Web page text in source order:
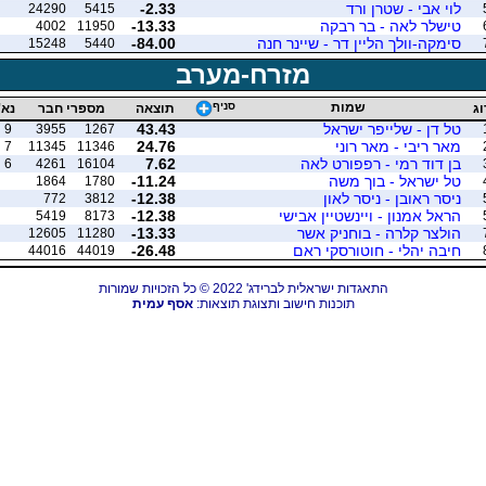
לוי אבי - שטרן ורד -2.33
5415
24290
טישלר לאה - בר רבקה -13.33
11950
4002
סימקה-וולך הליין דר - שיינר חנה -84.00
5440
15248
מזרח-מערב
שמות סניף תוצאה מספרי חבר
1
טל דן - שלייפר ישראל 43.43
1267
3955
9
מאר ריבי - מאר רוני 24.76
11346
11345
7
בן דוד רמי - רפפורט לאה 7.62
16104
4261
6
טל ישראל - בוך משה -11.24
1780
1864
ניסר ראובן - ניסר לאון -12.38
3812
772
הראל אמנון - ויינשטיין אבישי -12.38
8173
5419
הולצר קלרה - בוחניק אשר -13.33
11280
12605
חיבה יהלי - חוטורסקי ראם -26.48
44019
44016
התאגדות ישראלית לברידג' 2022 © כל הזכויות שמורות
תוכנות חישוב ותצוגת תוצאות:אסף עמית